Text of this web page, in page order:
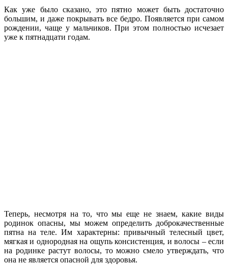
Как уже было сказано, это пятно может быть достаточно
большим, и даже покрывать все бедро. Появляется при самом
рождении, чаще у мальчиков. При этом полностью исчезает
уже к пятнадцати годам.
Теперь, несмотря на то, что мы еще не знаем, какие виды
родинок опасны, мы можем определить доброкачественные
пятна на теле. Им характерны: привычный телесный цвет,
мягкая и однородная на ощупь консистенция, и волосы – если
на родинке растут волосы, то можно смело утверждать, что
она не является опасной для здоровья.